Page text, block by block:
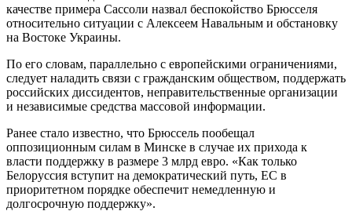
качестве примера Сассоли назвал беспокойство Брюсселя
относительно ситуации с Алексеем Навальным и обстановку
на Востоке Украины.
По его словам, параллельно с европейскими ограничениями,
следует наладить связи с гражданским обществом, поддержать
российских диссидентов, неправительственные организации
и независимые средства массовой информации.
Ранее стало известно, что Брюссель пообещал
оппозиционным силам в Минске в случае их прихода к
власти поддержку в размере 3 млрд евро. «Как только
Белоруссия вступит на демократический путь, ЕС в
приоритетном порядке обеспечит немедленную и
долгосрочную поддержку».